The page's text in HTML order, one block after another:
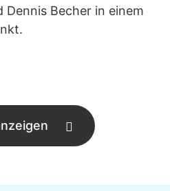
Becher in einem